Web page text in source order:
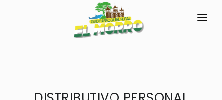
RESEÑA HISTÓRICA